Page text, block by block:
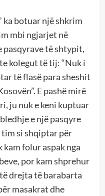
ka botuar një shkrim
mbi ngjarjet në
pasqyrave të shtypit,
kolegut të tij: “Nuk i
të flasë para sheshit
E pashë mirë
ju nuk e keni kuptuar
e një pasqyre
si shqiptar për
kam folur aspak nga
por kam shprehur
drejta të barabarta
masakrat dhe